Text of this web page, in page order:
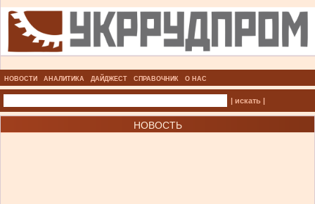
НОВОСТИ АНАЛИТИКА ДАЙДЖЕСТ СПРАВОЧНИК О НАС
| искать |
НОВОСТЬ